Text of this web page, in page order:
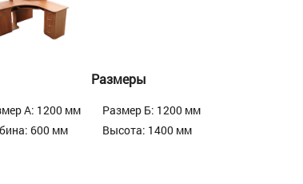
Размеры
А: 1200 мм
Размер Б: 1200 мм
600 мм
Высота: 1400 мм